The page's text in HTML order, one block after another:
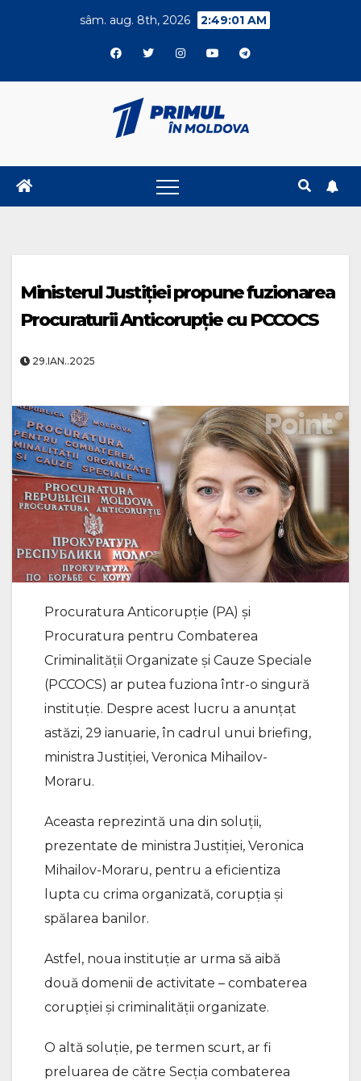
sâm. aug. 8th, 2026 2:49:02 AM
Ministerul Justiției propune fuzionarea
Procuraturii Anticorupție cu PCCOCS
29.IAN..2025
Procuratura Anticorupție (PA) și
Procuratura pentru Combaterea
Criminalității Organizate și Cauze Speciale
(PCCOCS) ar putea fuziona într-o singură
instituție. Despre acest lucru a anunțat
astăzi, 29 ianuarie, în cadrul unui briefing,
ministra Justiției, Veronica Mihailov-
Moraru.
Aceasta reprezintă una din soluții,
prezentate de ministra Justiției, Veronica
Mihailov-Moraru, pentru a eficientiza
lupta cu crima organizată, corupția și
spălarea banilor.
Astfel, noua instituție ar urma să aibă
două domenii de activitate – combaterea
corupției și criminalității organizate.
O altă soluție, pe termen scurt, ar fi
preluarea de către Secția combaterea